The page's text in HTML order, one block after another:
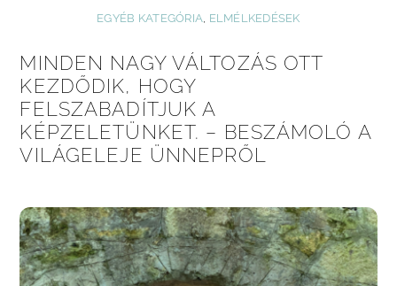
EGYÉB KATEGÓRIA, ELMÉLKEDÉSEK
MINDEN NAGY VÁLTOZÁS OTT
KEZDŐDIK, HOGY
FELSZABADÍTJUK A
KÉPZELETÜNKET. – BESZÁMOLÓ A
VILÁGELEJE ÜNNEPRŐL